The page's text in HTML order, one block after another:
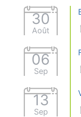
30
Août
06
Sep
13
Sep